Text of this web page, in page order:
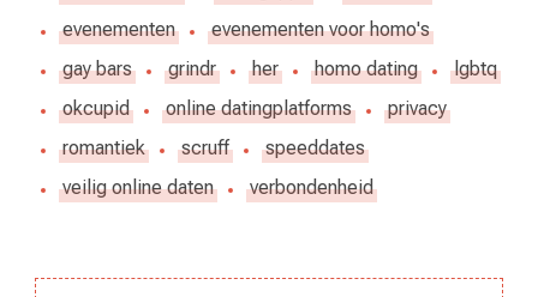
evenementen
evenementen voor homo's
gay bars
grindr her homo dating
lgbtq
okcupid
online datingplatforms
privacy
romantiek
scruff
speeddates
veilig online daten
verbondenheid